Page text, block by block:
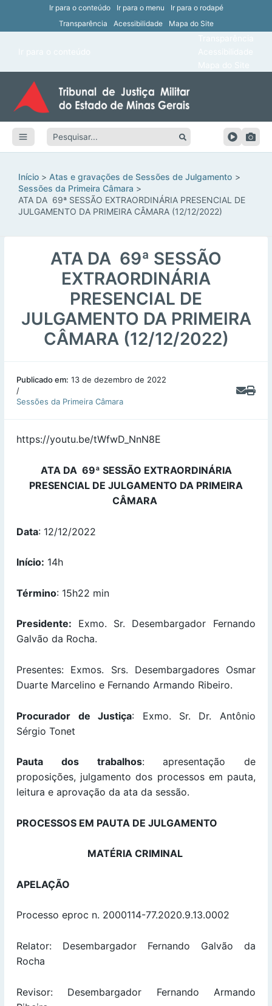
Ir para o conteúdo Ir para o menu
Ir para o rodapé
Transparência
Acessibilidade Mapa do Site
Pesquisar:
Início
Atas e gravações de Sessões de Julgamento
Sessões da Primeira Câmara
ATA DA 69ª SESSÃO EXTRAORDINÁRIA PRESENCIAL DE
JULGAMENTO DA PRIMEIRA CÂMARA (12/12/2022)
ATA DA 69ª SESSÃO
EXTRAORDINÁRIA
PRESENCIAL DE
JULGAMENTO DA PRIMEIRA
CÂMARA (12/12/2022)
Publicado em: 13 de dezembro de 2022
/
Sessões da Primeira Câmara
https://youtu.be/tWfwD_NnN8E
ATA DA 69ª SESSÃO EXTRAORDINÁRIA
PRESENCIAL DE JULGAMENTO DA PRIMEIRA
CÂMARA
Data: 12/12/2022
Início: 14h
Término: 15h22 min
Presidente: Exmo. Sr. Desembargador Fernando
Galvão da Rocha.
Presentes: Exmos. Srs. Desembargadores Osmar
Duarte Marcelino e Fernando Armando Ribeiro.
Procurador de Justiça: Exmo. Sr. Dr. Antônio
Sérgio Tonet
Pauta dos trabalhos: apresentação de
proposições, julgamento dos processos em pauta,
leitura e aprovação da ata da sessão.
PROCESSOS EM PAUTA DE JULGAMENTO
MATÉRIA CRIMINAL
APELAÇÃO
Processo eproc n. 2000114-77.2020.9.13.0002
Relator: Desembargador Fernando Galvão da
Rocha
Revisor: Desembargador Fernando Armando